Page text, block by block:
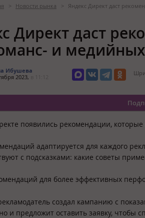
> Новости рынка > Яндекс Директ даст
Директ даст
и
Ибушева
2023,
появились рекомендации,
адаптируется для каждого
с подсказками: какие советы
для более эффективных
создал кампанию с
и предложит оставить заявку, чтобы